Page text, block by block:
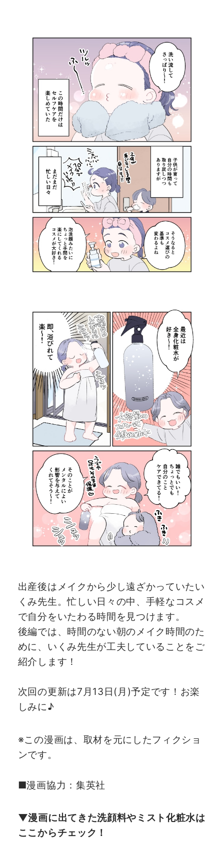
出産後はメイクから少し遠ざかっていたい
くみ先生。忙しい日々の中、手軽なコスメ
で自分をいたわる時間を見つけます。
後編では、時間のない朝のメイク時間のた
めに、いくみ先生が工夫していることをご
紹介します！
次回の更新は7月13日(月)予定です！お楽
しみに♪
※この漫画は、取材を元にしたフィクショ
ンです。
■漫画協力：集英社
▼漫画に出てきた洗顔料やミスト化粧水は
ここからチェック！